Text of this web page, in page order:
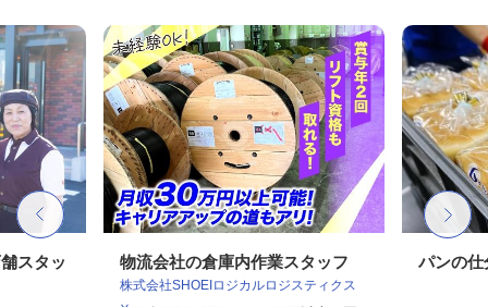
スタッ 物流会社の倉庫内作業スタッフ
株式会社SHOEIロジカルロジスティクス
パンの仕